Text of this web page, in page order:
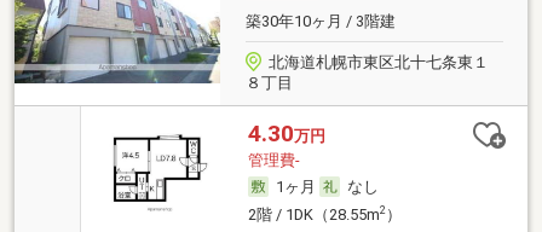
築30年10ヶ月 / 3階建
北海道札幌市東区北十七条東１
８丁目
4.30万円
管理費-
1ヶ月
なし
2階 / 1DK（28.55m2）